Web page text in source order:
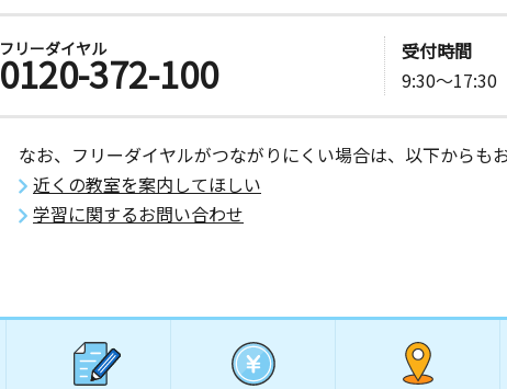
フリーダイヤル
0120-372-100
受付時間
9:30～17:30
なお、フリーダイヤルがつながりにくい場合は、以下からも
近くの教室を案内してほしい
学習に関するお問い合わせ